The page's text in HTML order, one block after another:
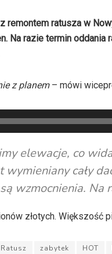
remontem ratusza w
Na razie termin
z planem– mówi
elewacje, co
cały
wzmocnienia. Na
złotych.
Ratusz zabytek HOT